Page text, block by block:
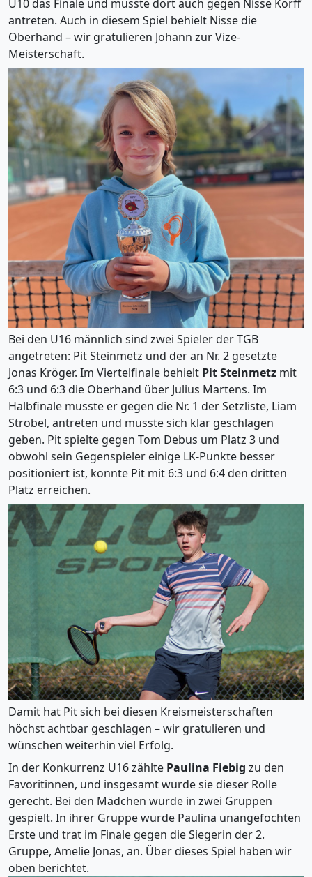
U10 das Finale und musste dort auch gegen Nisse Korff
antreten. Auch in diesem Spiel behielt Nisse die
Oberhand – wir gratulieren Johann zur Vize-
Meisterschaft.
Bei den U16 männlich sind zwei Spieler der TGB
angetreten: Pit Steinmetz und der an Nr. 2 gesetzte
Jonas Kröger. Im Viertelfinale behielt Pit Steinmetz mit
6:3 und 6:3 die Oberhand über Julius Martens. Im
Halbfinale musste er gegen die Nr. 1 der Setzliste, Liam
Strobel, antreten und musste sich klar geschlagen
geben. Pit spielte gegen Tom Debus um Platz 3 und
obwohl sein Gegenspieler einige LK-Punkte besser
positioniert ist, konnte Pit mit 6:3 und 6:4 den dritten
Platz erreichen.
Damit hat Pit sich bei diesen Kreismeisterschaften
höchst achtbar geschlagen – wir gratulieren und
wünschen weiterhin viel Erfolg.
In der Konkurrenz U16 zählte Paulina Fiebig zu den
Favoritinnen, und insgesamt wurde sie dieser Rolle
gerecht. Bei den Mädchen wurde in zwei Gruppen
gespielt. In ihrer Gruppe wurde Paulina unangefochten
Erste und trat im Finale gegen die Siegerin der 2.
Gruppe, Amelie Jonas, an. Über dieses Spiel haben wir
oben berichtet.